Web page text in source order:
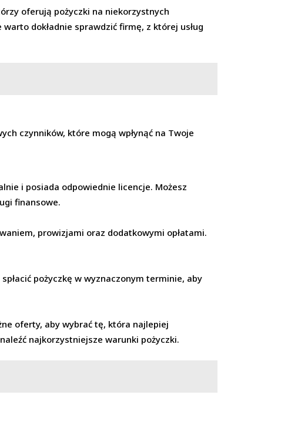
oferują pożyczki na niekorzystnych
dokładnie sprawdzić firmę, z której usług
czynników, które mogą wpłynąć na Twoje
i posiada odpowiednie licencje. Możesz
finansowe.
prowizjami oraz dodatkowymi opłatami.
pożyczkę w wyznaczonym terminie, aby
oferty, aby wybrać tę, która najlepiej
najkorzystniejsze warunki pożyczki.